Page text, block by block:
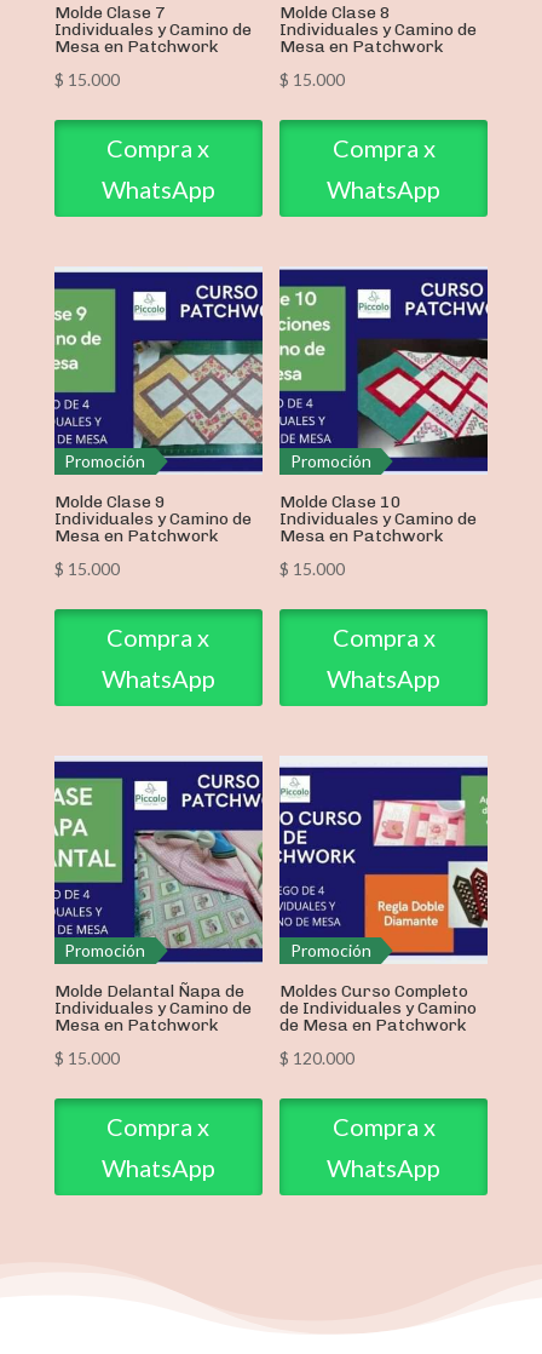
Molde Clase 7
Individuales y Camino de
Mesa en Patchwork
$ 15.000
Compra x
WhatsApp
Molde Clase 8
Individuales y Camino de
Mesa en Patchwork
$ 15.000
Compra x
WhatsApp
Promoción
Molde Clase 9
Individuales y Camino de
Mesa en Patchwork
$ 15.000
Compra x
WhatsApp
Promoción
Molde Clase 10
Individuales y Camino de
Mesa en Patchwork
$ 15.000
Compra x
WhatsApp
Promoción
Molde Delantal Ñapa de
Individuales y Camino de
Mesa en Patchwork
$ 15.000
Compra x
WhatsApp
Promoción
Moldes Curso Completo
de Individuales y Camino
de Mesa en Patchwork
$ 120.000
Compra x
WhatsApp